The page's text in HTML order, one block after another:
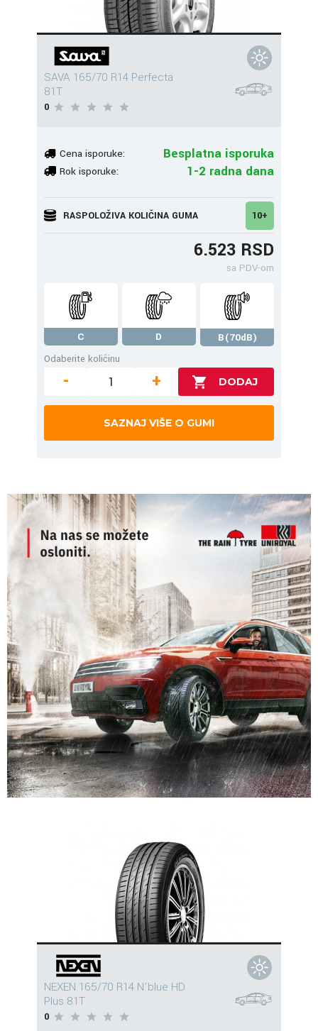
SAVA 165/70 R14 Perfecta
81T
0
Cena isporuke: Besplatna isporuka
Rok isporuke: 1-2 radna dana
RASPOLOŽIVA KOLIČINA GUMA 10+
6.523 RSD
sa PDV-om
C D
B(70dB)
Odaberite količinu
- +
SAZNAJ VIŠE O GUMI
NEXEN 165/70 R14 N'blue HD
Plus 81T
0